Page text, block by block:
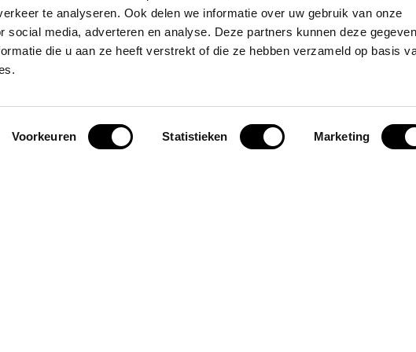
te analyseren. Ook delen we informatie over uw gebruik van onze
social media, adverteren en analyse. Deze partners kunnen deze
die u aan ze heeft verstrekt of die ze hebben verzameld op basis
Voorkeuren Statistieken Marketing